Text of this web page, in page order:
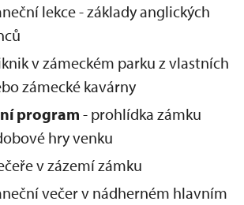
lekce - základy anglických
v zámeckém parku z vlastních
zámecké kavárny
program- prohlídka zámku
hry venku
v zázemí zámku
večer v nádherném hlavním